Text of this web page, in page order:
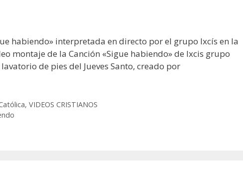
habiendo» interpretada en directo por el grupo Ixcís en la
montaje de la Canción «Sigue habiendo» de Ixcis grupo
de pies del Jueves Santo, creado por
,VIDEOS CRISTIANOS